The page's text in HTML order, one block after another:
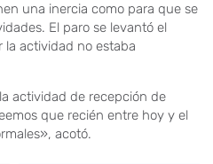
una inercia como para que se
El paro se levantó el
la actividad no estaba
actividad de recepción de
que recién entre hoy y el
acotó.